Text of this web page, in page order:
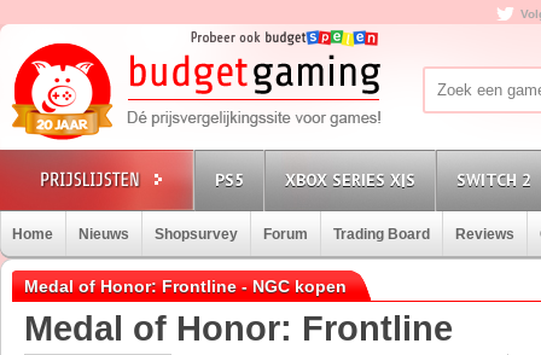
PS5 XBOX SERIES X|S SWITCH 2
Home Nieuws Shopsurvey Forum Trading Board Reviews
Medal of Honor: Frontline - NGC kopen
Medal of Honor: Frontline